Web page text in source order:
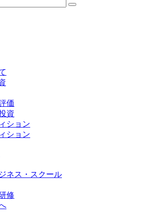
価
資
ション
ション
ネス・スクール
修